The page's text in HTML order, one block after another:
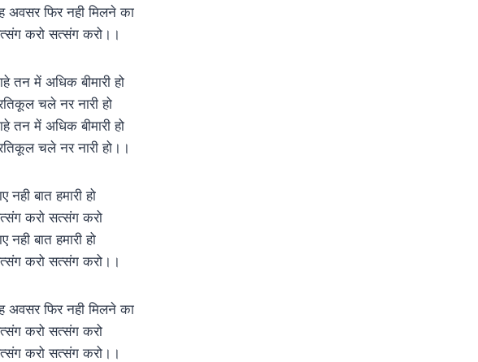
अवसर फिर नही मिलने का
करो सत्संग करो।।
तन में अधिक बीमारी हो
चले नर नारी हो
तन में अधिक बीमारी हो
चले नर नारी हो।।
नही बात हमारी हो
करो सत्संग करो
नही बात हमारी हो
करो सत्संग करो।।
अवसर फिर नही मिलने का
करो सत्संग करो
करो सत्संग करो।।